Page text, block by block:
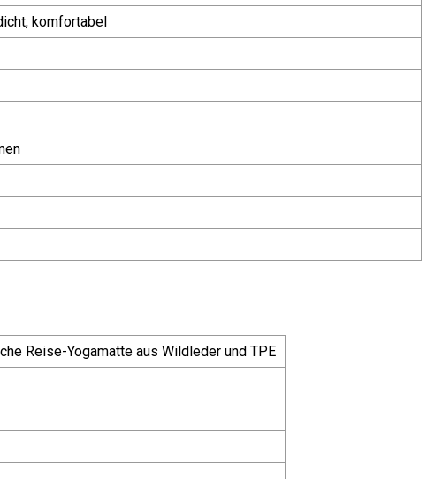
komfortabel
Reise-Yogamatte aus Wildleder und TPE